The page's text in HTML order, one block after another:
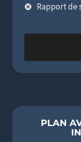
Rapport de
PLAN